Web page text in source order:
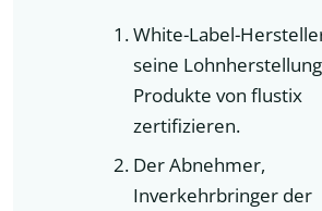
White-Label-
seine
Produkte von flustix
zertifizieren.
Der Abnehmer,
Inverkehrbringer der